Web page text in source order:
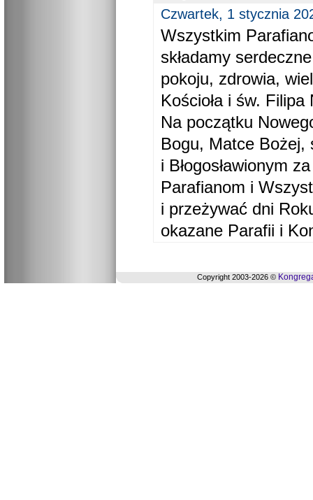
Czwartek, 1 stycznia
Wszystkim
składamy
pokoju, zdrowia,
Kościoła i św. Filipa
Na początku
Bogu, Matce Bożej,
i Błogosławionym
Parafianom i
i przeżywać dni
okazane Parafii i
Copyright 2003-2026 ©